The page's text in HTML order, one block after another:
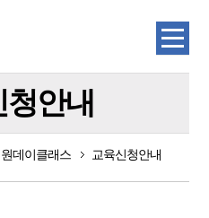
안내
원데이클래스 교육신청안내